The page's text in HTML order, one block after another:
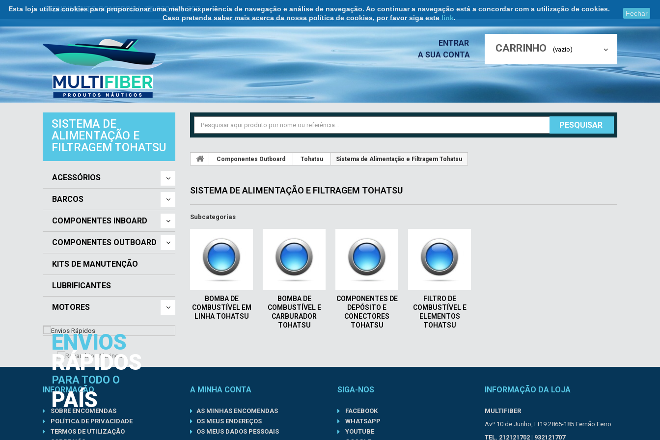
Esta loja utiliza cookies para proporcionar uma melhor experiência de navegação e análise de navegação. Ao continuar a navegação está a concordar com a utilização de cookies.
Caso pretenda saber mais acerca da nossa política de cookies, por favor siga este link.
Fechar
ATENDIMENTO COMERCIAL ☏ 932 121 707
CARRINHO (vazio)
ENTRAR
A SUA CONTA
PESQUISAR
SISTEMA DE
ALIMENTAÇÃO E
FILTRAGEM TOHATSU
ACESSÓRIOS
BARCOS
COMPONENTES INBOARD
COMPONENTES OUTBOARD
KITS DE MANUTENÇÃO
LUBRIFICANTES
MOTORES
ENVIOS
RÁPIDOS
PARA TODO O
PAÍS
Componentes Outboard Tohatsu Sistema de Alimentação e Filtragem Tohatsu
SISTEMA DE ALIMENTAÇÃO E FILTRAGEM TOHATSU
Subcategorias
BOMBA DE
COMBUSTÍVEL EM
LINHA TOHATSU
BOMBA DE
COMBUSTÍVEL E
CARBURADOR
TOHATSU
COMPONENTES DE
DEPÓSITO E
CONECTORES
TOHATSU
FILTRO DE
COMBUSTÍVEL E
ELEMENTOS
TOHATSU
INFORMAÇÃO
SOBRE ENCOMENDAS
POLÍTICA DE PRIVACIDADE
TERMOS DE UTILIZAÇÃO
A MINHA CONTA
AS MINHAS ENCOMENDAS
OS MEUS ENDEREÇOS
OS MEUS DADOS PESSOAIS
SIGA-NOS
FACEBOOK
WHATSAPP
YOUTUBE
INFORMAÇÃO DA LOJA
MULTIFIBER
Avª 10 de Junho, Lt19 2865-185 Fernão Ferro
TEL. 212121702 | 932121707